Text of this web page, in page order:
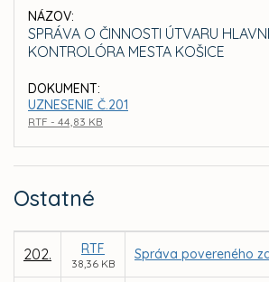
NÁZOV:
SPRÁVA O ČINNOSTI ÚTVARU
KONTROLÓRA MESTA KOŠICE
DOKUMENT:
UZNESENIE Č.201
RTF - 44,83 KB
Ostatné
202. RTF
38,36 KB
Správa povereného